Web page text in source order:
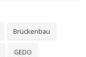
Brückenbau
GEDO